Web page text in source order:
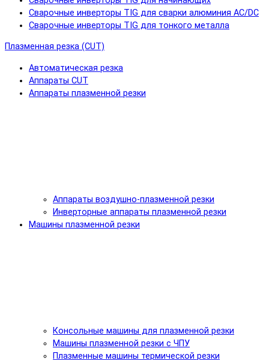
Сварочные инверторы TIG для сварки алюминия AC/DC
Сварочные инверторы TIG для тонкого металла
Плазменная резка (CUT)
Автоматическая резка
Аппараты CUT
Аппараты плазменной резки
Аппараты воздушно-плазменной резки
Инверторные аппараты плазменной резки
Машины плазменной резки
Консольные машины для плазменной резки
Машины плазменной резки с ЧПУ
Плазменные машины термической резки